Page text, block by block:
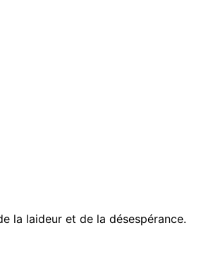
la laideur et de la désespérance.